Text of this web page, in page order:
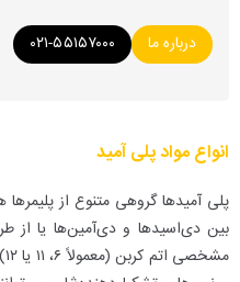
درباره ما ۰۲۱-۵۵۱۵۷۰۰۰
انواع مواد پلی آمید
پلی آمیدها گروهی متنوع از
بین دی‌اسیدها و دی‌آمین‌ها یا از